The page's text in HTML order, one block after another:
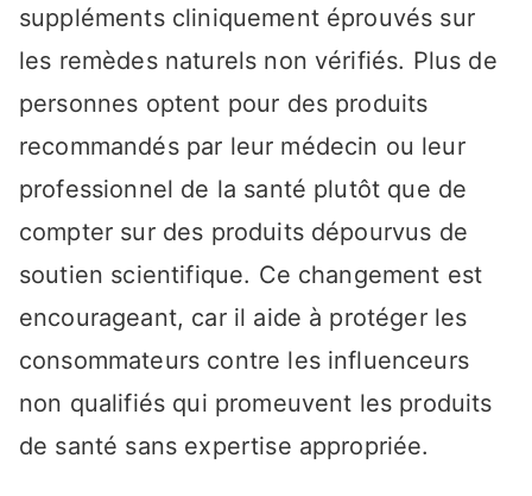
suppléments cliniquement éprouvés sur
les remèdes naturels non vérifiés. Plus de
personnes optent pour des produits
recommandés par leur médecin ou leur
professionnel de la santé plutôt que de
compter sur des produits dépourvus de
soutien scientifique. Ce changement est
encourageant, car il aide à protéger les
consommateurs contre les influenceurs
non qualifiés qui promeuvent les produits
de santé sans expertise appropriée.